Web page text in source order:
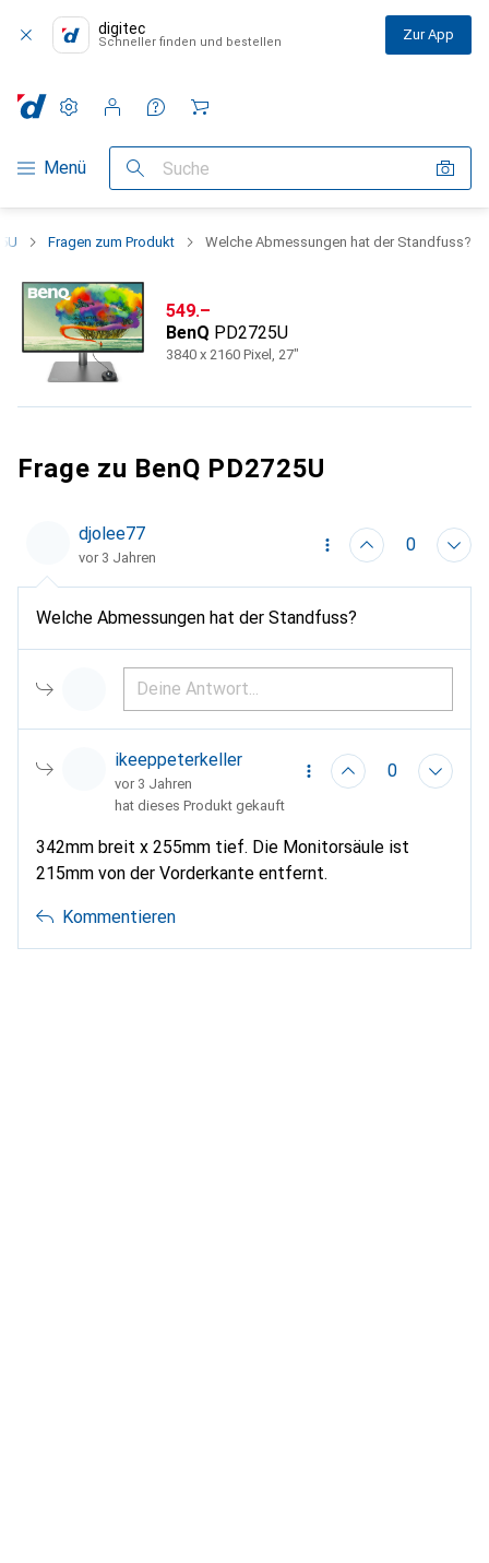
digitec
Schneller finden und bestellen Zur App
Navigation nach Kategorien
Menü Suche
Einstellungen
Kundenkonto
Vergleichslisten
Merklisten
Warenkorb
Fragen zum Produkt Welche Abmessungen hat der Standfuss?
CHF
549.–
BenQ PD2725U
3840 x 2160 Pixel, 27"
Frage zu BenQ PD2725U
djolee77
vor 3 Jahren
0
Welche Abmessungen hat der Standfuss?
ikeeppeterkeller
vor 3 Jahren
0
hat dieses Produkt gekauft
342mm breit x 255mm tief. Die Monitorsäule ist
215mm von der Vorderkante entfernt.
Kommentieren